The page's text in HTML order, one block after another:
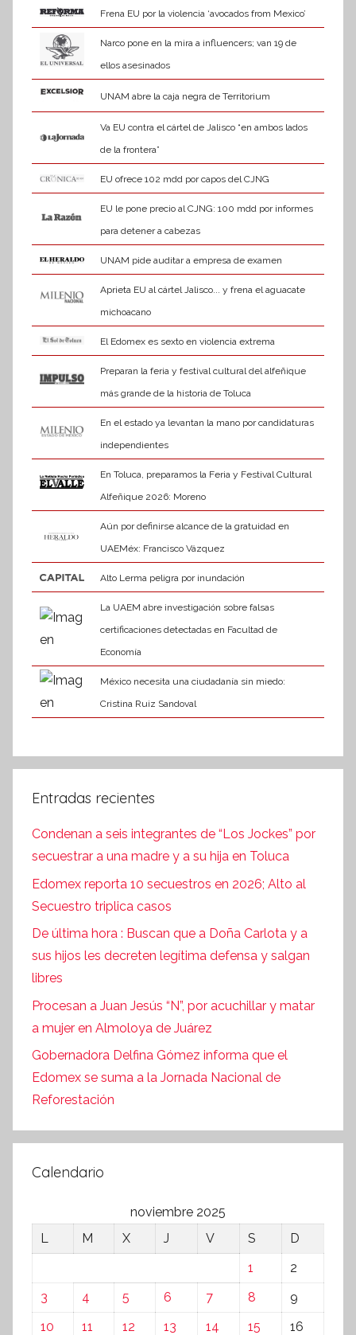
Frena EU por la violencia ‘avocados from Mexico’
Narco pone en la mira a influencers; van 19 de
ellos asesinados
UNAM abre la caja negra de Territorium
Va EU contra el cártel de Jalisco “en ambos lados
de la frontera”
EU ofrece 102 mdd por capos del CJNG
EU le pone precio al CJNG: 100 mdd por informes
para detener a cabezas
UNAM pide auditar a empresa de examen
Aprieta EU al cártel Jalisco... y frena el aguacate
michoacano
El Edomex es sexto en violencia extrema
Preparan la feria y festival cultural del alfeñique
más grande de la historia de Toluca
En el estado ya levantan la mano por candidaturas
independientes
En Toluca, preparamos la Feria y Festival Cultural
Alfeñique 2026: Moreno
Aún por definirse alcance de la gratuidad en
UAEMéx: Francisco Vázquez
Alto Lerma peligra por inundación
La UAEM abre investigación sobre falsas
certificaciones detectadas en Facultad de
Economía
México necesita una ciudadanía sin miedo:
Cristina Ruiz Sandoval
Entradas recientes
Condenan a seis integrantes de “Los Jockes” por
secuestrar a una madre y a su hija en Toluca
Edomex reporta 10 secuestros en 2026; Alto al
Secuestro triplica casos
De última hora : Buscan que a Doña Carlota y a
sus hijos les decreten legítima defensa y salgan
libres
Procesan a Juan Jesús “N”, por acuchillar y matar
a mujer en Almoloya de Juárez
Gobernadora Delfina Gómez informa que el
Edomex se suma a la Jornada Nacional de
Reforestación
Calendario
noviembre 2025
L
M X J V S
D
1
2
3
4 5 6 7 8
9
10
11 12 13 14 15
16